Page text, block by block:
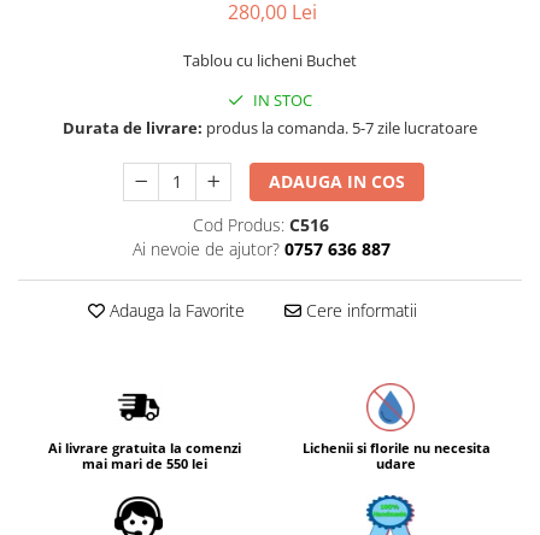
280,00 Lei
Tablou cu licheni Buchet
IN STOC
Durata de livrare: produs la comanda. 5-7 zile lucratoare
ADAUGA IN COS
Cod Produs: C516
Ai nevoie de ajutor? 0757 636 887
Adauga la Favorite Cere informatii
Ai livrare gratuita la comenzi
mai mari de 550 lei
Lichenii si florile nu necesita
udare